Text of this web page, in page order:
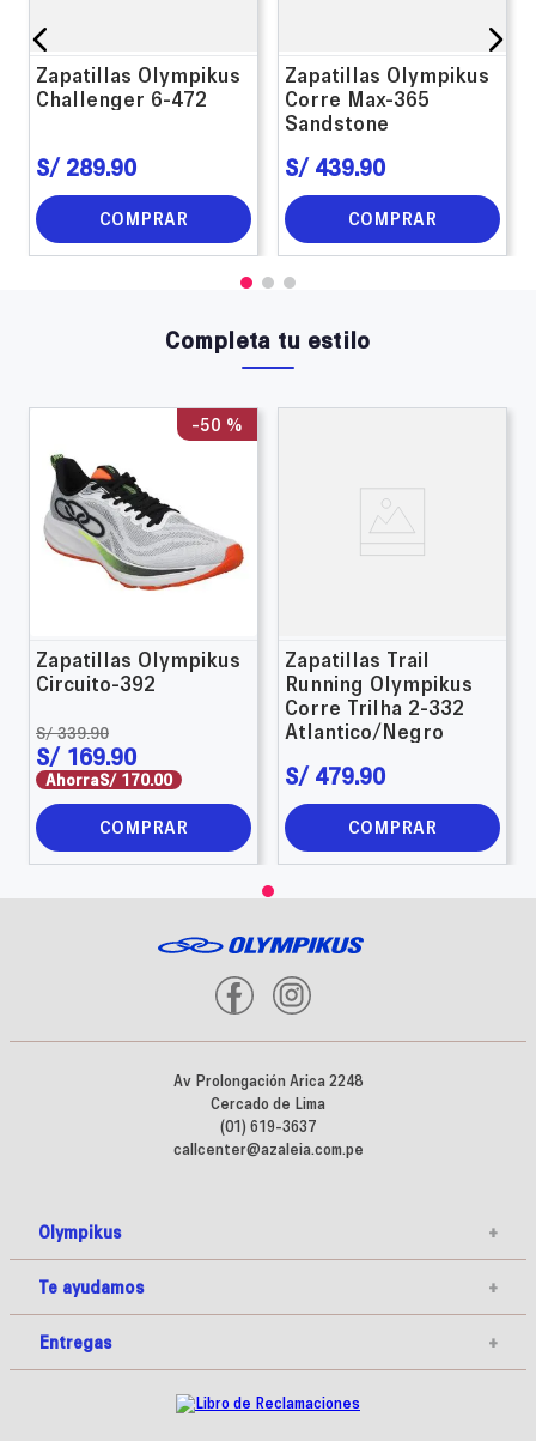
Zapatillas Olympikus
Challenger 6-472
S/ 289.90
COMPRAR
Zapatillas Olympikus
Corre Max-365
Sandstone
S/ 439.90
COMPRAR
Completa tu estilo
-50 %
Zapatillas Olympikus
Circuito-392
S/ 339.90
S/ 169.90
AhorraS/ 170.00
COMPRAR
Zapatillas Trail
Running Olympikus
Corre Trilha 2-332
Atlantico/Negro
S/ 479.90
COMPRAR
Av Prolongación Arica 2248
Cercado de Lima
(01) 619-3637
callcenter@azaleia.com.pe
Olympikus +
Te ayudamos +
Entregas +